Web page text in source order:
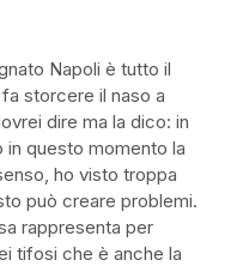
Napoli è tutto il
storcere il naso a
dire ma la dico: in
in questo momento la
ho visto troppa
può creare problemi.
rappresenta per
tifosi che è anche la